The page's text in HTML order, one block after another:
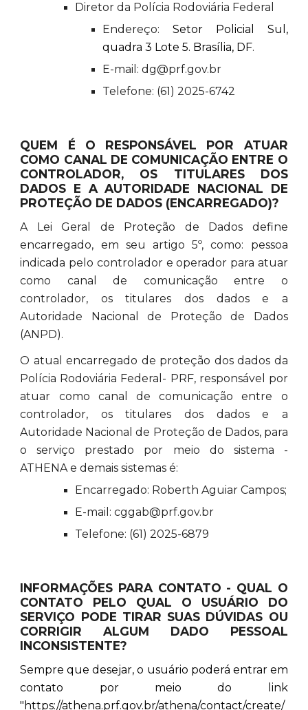
Diretor da Polícia Rodoviária Federal
Endereço:Setor Policial Sul,
quadra 3 Lote 5. Brasília, DF.
E-mail: dg@prf.gov.br
Telefone: (61) 2025-6742
QUEM É O RESPONSÁVEL POR ATUAR
COMO CANAL DE COMUNICAÇÃO ENTRE O
CONTROLADOR, OS TITULARES DOS
DADOS E A AUTORIDADE NACIONAL DE
PROTEÇÃO DE DADOS (ENCARREGADO)?
A Lei Geral de Proteção de Dados define
encarregado, em seu artigo 5º, como: pessoa
indicada pelo controlador e operador para atuar
como canal de comunicação entre o
controlador, os titulares dos dados e a
Autoridade Nacional de Proteção de Dados
(ANPD).
O atual encarregado de proteção dos dados da
Polícia Rodoviária Federal- PRF, responsável por
atuar como canal de comunicação entre o
controlador, os titulares dos dados e a
Autoridade Nacional de Proteção de Dados, para
o serviço prestado por meio do sistema -
ATHENA e demais sistemas é:
Encarregado: Roberth Aguiar Campos;
E-mail: cggab@prf.gov.br
Telefone: (61) 2025-6879
INFORMAÇÕES PARA CONTATO - QUAL O
CONTATO PELO QUAL O USUÁRIO DO
SERVIÇO PODE TIRAR SUAS DÚVIDAS OU
CORRIGIR ALGUM DADO PESSOAL
INCONSISTENTE?
Sempre que desejar, o usuário poderá entrar em
contato por meio do link
"https://athena.prf.gov.br/athena/contact/create/